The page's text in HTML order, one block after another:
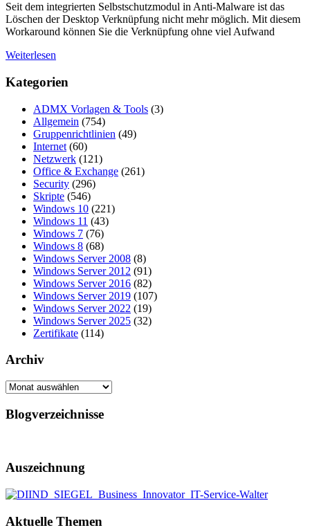
Seit dem integrierten Selbstschutzmodul in Anti-Malware ist das
Löschen der Desktop Verknüpfung nicht mehr möglich. Mit diesem
Workaround können Sie die Verknüpfung ohne viel Aufwand
Weiterlesen
Kategorien
ADMX Vorlagen & Tools (3)
Allgemein (754)
Gruppenrichtlinien (49)
Internet (60)
Netzwerk (121)
Office & Exchange (261)
Security (296)
Skripte (546)
Windows 10 (221)
Windows 11 (43)
Windows 7 (76)
Windows 8 (68)
Windows Server 2008 (8)
Windows Server 2012 (91)
Windows Server 2016 (82)
Windows Server 2019 (107)
Windows Server 2022 (19)
Windows Server 2025 (32)
Zertifikate (114)
Archiv
Archiv
Blogverzeichnisse
Auszeichnung
Aktuelle Themen